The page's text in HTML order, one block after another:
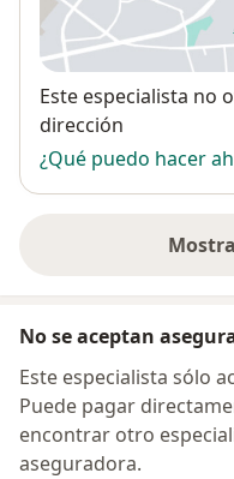
Disponibilidad
Este especialista no
dirección
¿Qué puedo hacer
No se aceptan
Este especialista sólo
Puede pagar
encontrar otro
aseguradora.